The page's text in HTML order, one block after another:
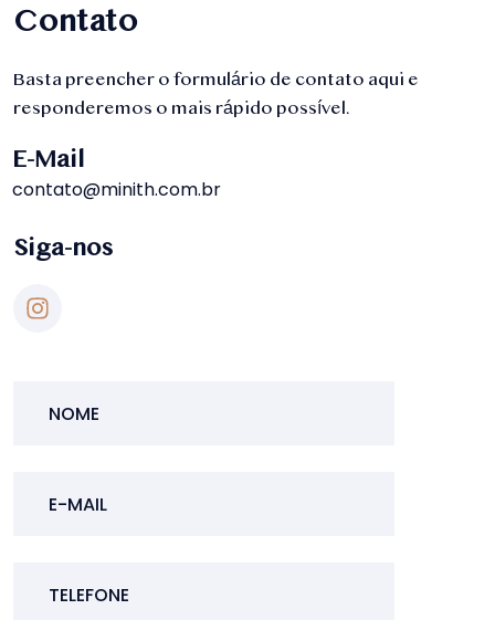
Contato
Basta preencher o formulário de contato aqui e
responderemos o mais rápido possível.
E-Mail
contato@minith.com.br
Siga-nos